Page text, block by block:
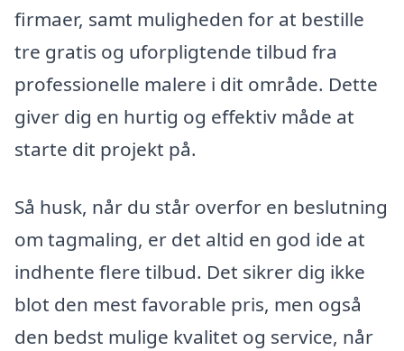
firmaer, samt muligheden for at bestille
tre gratis og uforpligtende tilbud fra
professionelle malere i dit område. Dette
giver dig en hurtig og effektiv måde at
starte dit projekt på.
Så husk, når du står overfor en beslutning
om tagmaling, er det altid en god ide at
indhente flere tilbud. Det sikrer dig ikke
blot den mest favorable pris, men også
den bedst mulige kvalitet og service, når